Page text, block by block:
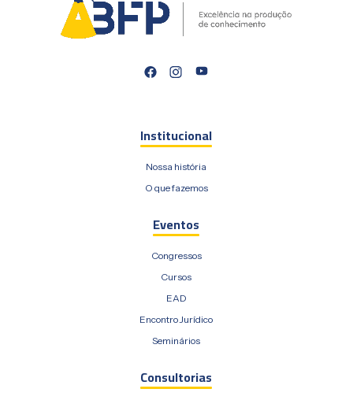
Institucional
Nossa história
O que fazemos
Eventos
Congressos
Cursos
EAD
Encontro Jurídico
Seminários
Consultorias